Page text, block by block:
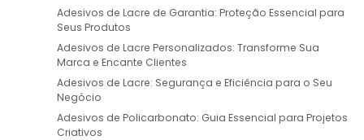
Adesivos de Lacre de Garantia: Proteção Essencial para
Seus Produtos
Adesivos de Lacre Personalizados: Transforme Sua
Marca e Encante Clientes
Adesivos de Lacre: Segurança e Eficiência para o Seu
Negócio
Adesivos de Policarbonato: Guia Essencial para Projetos
Criativos